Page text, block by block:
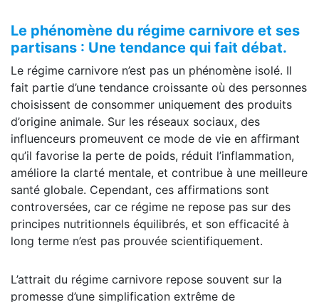
Le phénomène du régime carnivore et ses
partisans : Une tendance qui fait débat.
Le régime carnivore n’est pas un phénomène isolé. Il
fait partie d’une tendance croissante où des personnes
choisissent de consommer uniquement des produits
d’origine animale. Sur les réseaux sociaux, des
influenceurs promeuvent ce mode de vie en affirmant
qu’il favorise la perte de poids, réduit l’inflammation,
améliore la clarté mentale, et contribue à une meilleure
santé globale. Cependant, ces affirmations sont
controversées, car ce régime ne repose pas sur des
principes nutritionnels équilibrés, et son efficacité à
long terme n’est pas prouvée scientifiquement.
L’attrait du régime carnivore repose souvent sur la
promesse d’une simplification extrême de